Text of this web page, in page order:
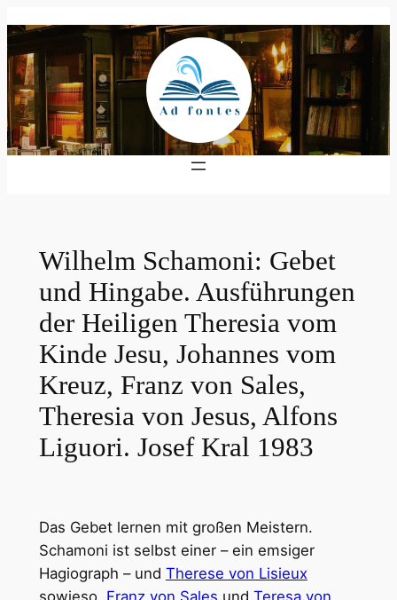
Inhalt
springen
Wilhelm Schamoni: Gebet
und Hingabe. Ausführungen
der Heiligen Theresia vom
Kinde Jesu, Johannes vom
Kreuz, Franz von Sales,
Theresia von Jesus, Alfons
Liguori. Josef Kral 1983
Das Gebet lernen mit großen Meistern.
Schamoni ist selbst einer – ein emsiger
Hagiograph – und Therese von Lisieux
sowieso, Franz von Sales und Teresa von